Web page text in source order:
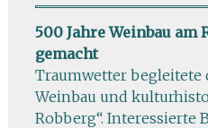
500 Jahre Weinbau am
gemacht
Traumwetter begleitete
Weinbau und
Robberg“. Interessierte